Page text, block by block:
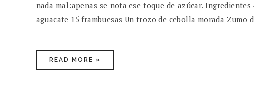
nada mal:apenas se nota ese toque de azúcar.
aguacate 15 frambuesas Un trozo de cebolla morada Zumo
READ MORE »